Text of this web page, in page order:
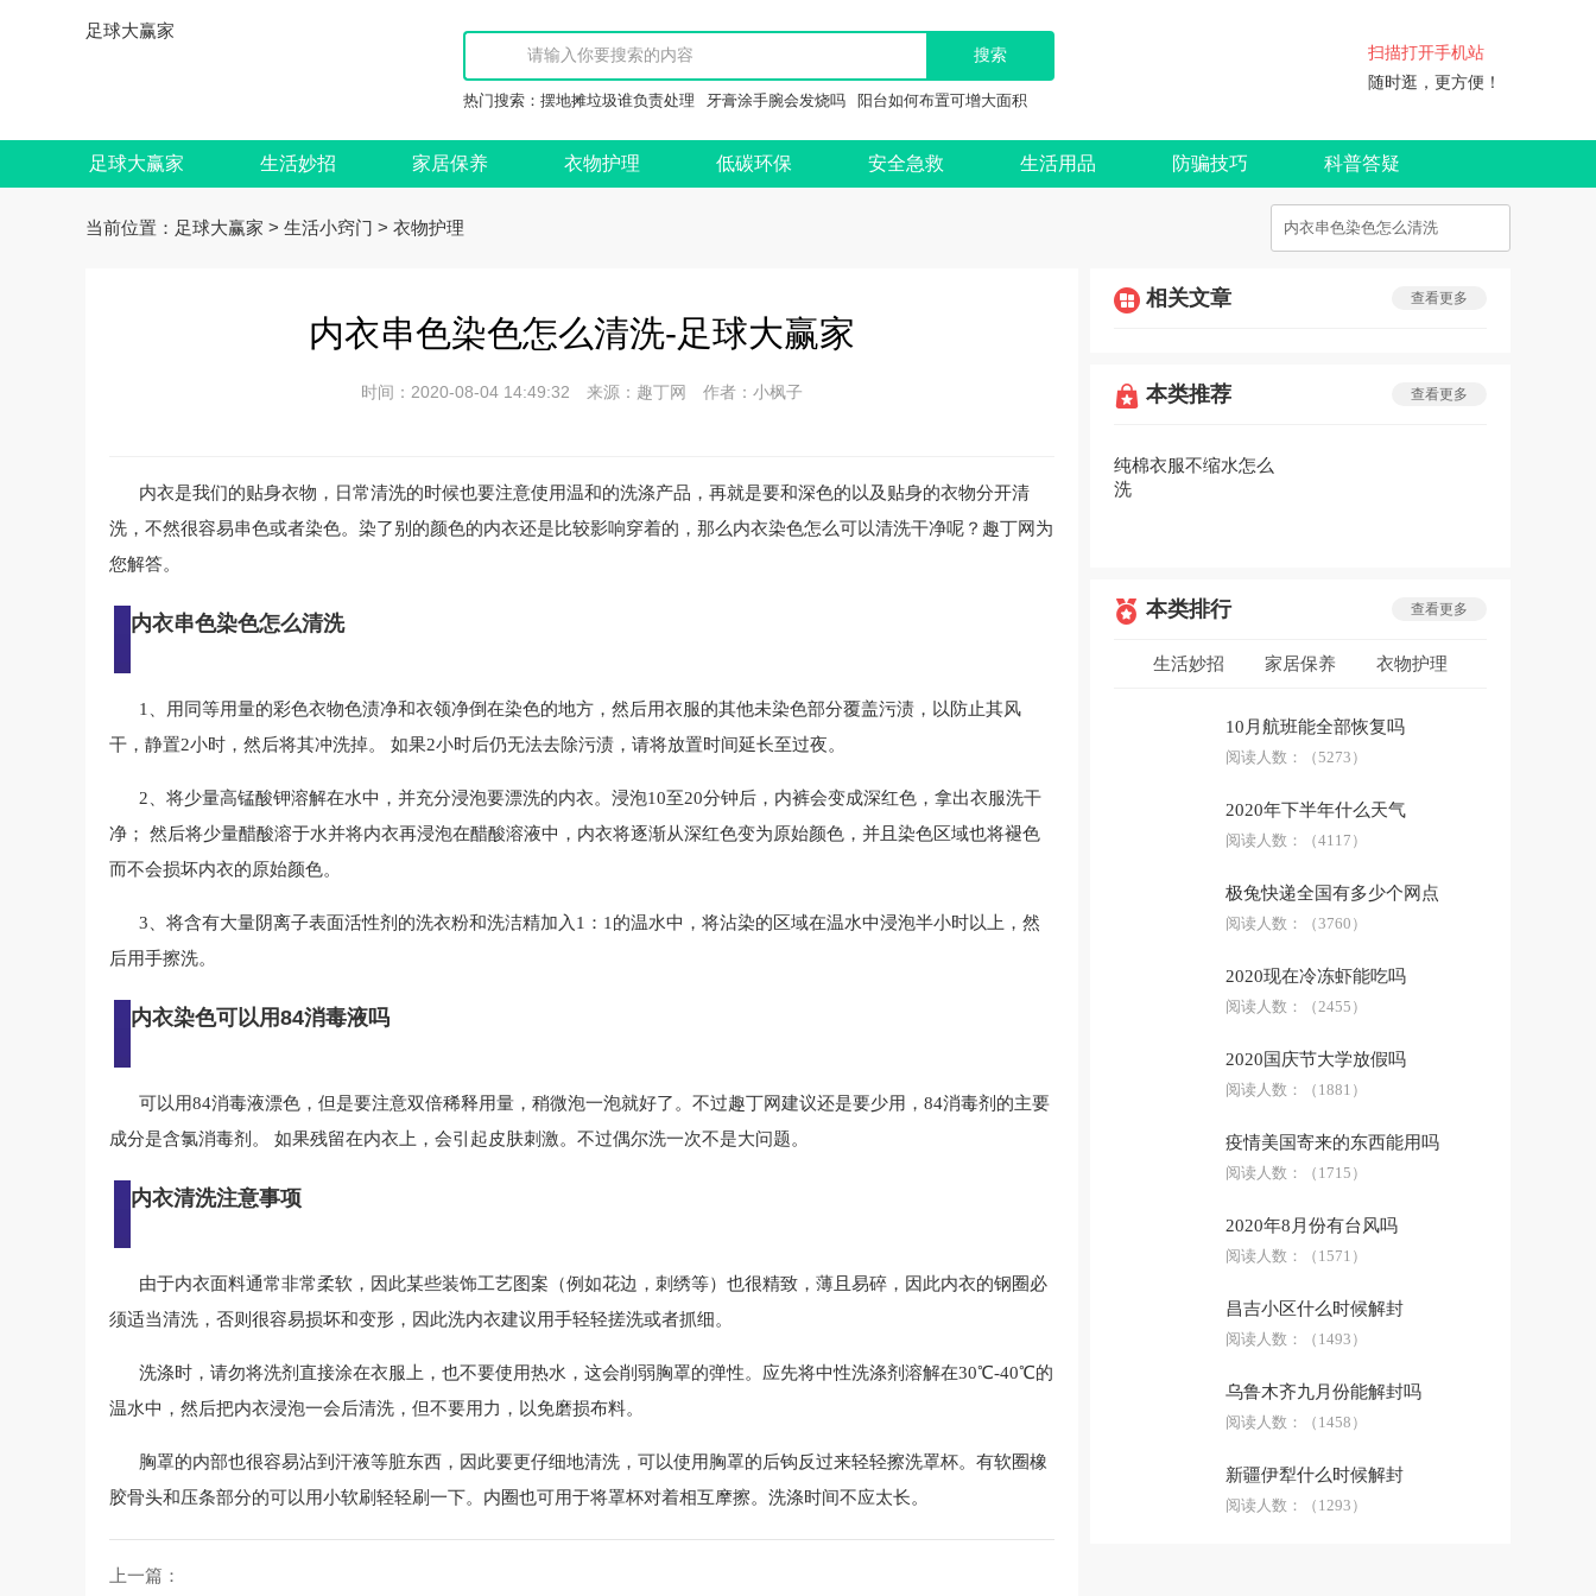
足球大赢家
热门搜索： 摆地摊垃圾谁负责处理 牙膏涂手腕会发烧吗 阳台如何布置可增大面积
扫描打开手机站
随时逛，更方便！
足球大赢家 生活妙招 家居保养 衣物护理 低碳环保 安全急救 生活用品 防骗技巧 科普答疑
当前位置： 足球大赢家 > 生活小窍门 > 衣物护理
内衣串色染色怎么清洗-足球大赢家
时间：2020-08-04 14:49:32 来源：趣丁网 作者：小枫子
内衣是我们的贴身衣物，日常清洗的时候也要注意使用温和的洗涤产品，再就是要和深色的以及贴身的衣物分开清
洗，不然很容易串色或者染色。染了别的颜色的内衣还是比较影响穿着的，那么内衣染色怎么可以清洗干净呢？趣丁网为
您解答。
内衣串色染色怎么清洗
1、用同等用量的彩色衣物色渍净和衣领净倒在染色的地方，然后用衣服的其他未染色部分覆盖污渍，以防止其风
干，静置2小时，然后将其冲洗掉。 如果2小时后仍无法去除污渍，请将放置时间延长至过夜。
2、将少量高锰酸钾溶解在水中，并充分浸泡要漂洗的内衣。浸泡10至20分钟后，内裤会变成深红色，拿出衣服洗干
净； 然后将少量醋酸溶于水并将内衣再浸泡在醋酸溶液中，内衣将逐渐从深红色变为原始颜色，并且染色区域也将褪色
而不会损坏内衣的原始颜色。
3、将含有大量阴离子表面活性剂的洗衣粉和洗洁精加入1：1的温水中，将沾染的区域在温水中浸泡半小时以上，然
后用手擦洗。
内衣染色可以用84消毒液吗
可以用84消毒液漂色，但是要注意双倍稀释用量，稍微泡一泡就好了。不过趣丁网建议还是要少用，84消毒剂的主要
成分是含氯消毒剂。 如果残留在内衣上，会引起皮肤刺激。不过偶尔洗一次不是大问题。
内衣清洗注意事项
由于内衣面料通常非常柔软，因此某些装饰工艺图案（例如花边，刺绣等）也很精致，薄且易碎，因此内衣的钢圈必
须适当清洗，否则很容易损坏和变形，因此洗内衣建议用手轻轻搓洗或者抓细。
洗涤时，请勿将洗剂直接涂在衣服上，也不要使用热水，这会削弱胸罩的弹性。应先将中性洗涤剂溶解在30℃-40℃的
温水中，然后把内衣浸泡一会后清洗，但不要用力，以免磨损布料。
胸罩的内部也很容易沾到汗液等脏东西，因此要更仔细地清洗，可以使用胸罩的后钩反过来轻轻擦洗罩杯。有软圈橡
胶骨头和压条部分的可以用小软刷轻轻刷一下。内圈也可用于将罩杯对着相互摩擦。洗涤时间不应太长。
上一篇：
相关文章 查看更多
本类推荐 查看更多
纯棉衣服不缩水怎么
洗
本类排行 查看更多
生活妙招 家居保养 衣物护理
科普答疑
10月航班能全部恢复吗
阅读人数： （5273）
2020年下半年什么天气
阅读人数： （4117）
极兔快递全国有多少个网点
阅读人数： （3760）
2020现在冷冻虾能吃吗
阅读人数： （2455）
2020国庆节大学放假吗
阅读人数： （1881）
疫情美国寄来的东西能用吗
阅读人数： （1715）
2020年8月份有台风吗
阅读人数： （1571）
昌吉小区什么时候解封
阅读人数： （1493）
乌鲁木齐九月份能解封吗
阅读人数： （1458）
新疆伊犁什么时候解封
阅读人数： （1293）